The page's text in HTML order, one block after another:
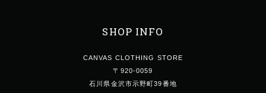
SHOP INFO
CANVAS CLOTHING STORE
〒920-0059
石川県金沢市示野町39番地